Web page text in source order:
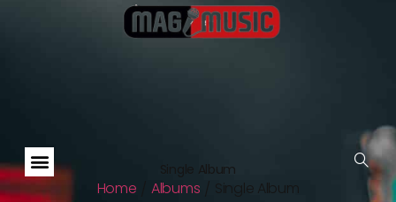
Single Album
Home Albums Single Album